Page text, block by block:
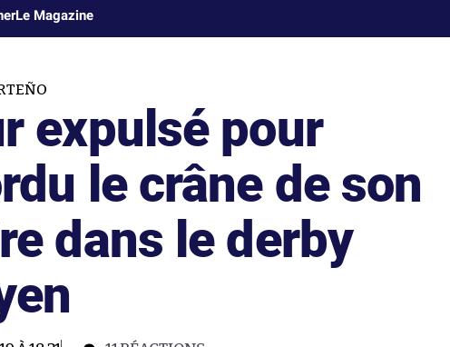
Le Magazine
expulsé pour
le crâne de son
dans le derby